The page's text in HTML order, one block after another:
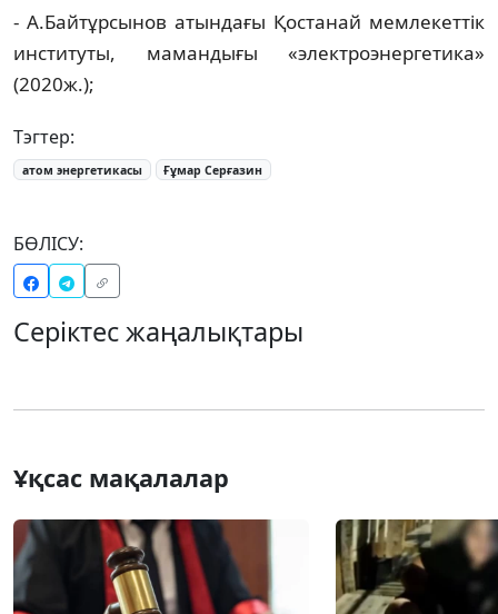
- А.Байтұрсынов атындағы Қостанай мемлекеттік
институты, мамандығы «электроэнергетика»
(2020ж.);
Тэгтер:
атом энергетикасы Ғұмар Серғазин
БӨЛІСУ:
Серіктес жаңалықтары
Ұқсас мақалалар